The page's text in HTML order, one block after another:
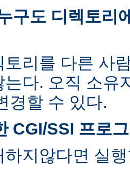
구도 디렉토리
토리를 다른 사
는다. 오직 소유
경할 수 있다.
CGI/SSI 프로
하지않다면 실